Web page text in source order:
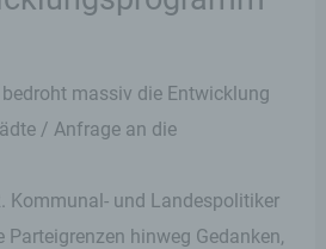
massiv die Entwicklung
/ Anfrage an die
Kommunal- und Landespolitiker
hinweg Gedanken,